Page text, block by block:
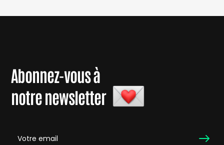
Abonnez-vous à
notre newsletter